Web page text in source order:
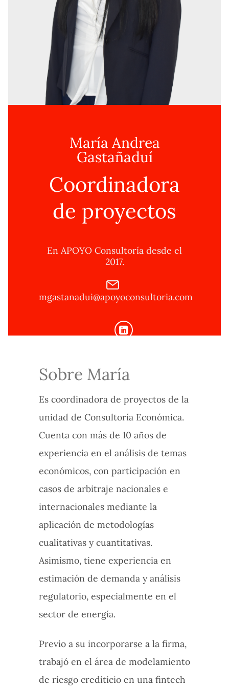
María Andrea
Gastañaduí
Coordinadora
de proyectos
En APOYO Consultoría desde el
2017.
mgastanadui@apoyoconsultoria.com
Sobre María
Es coordinadora de proyectos de la
unidad de Consultoría Económica.
Cuenta con más de 10 años de
experiencia en el análisis de temas
económicos, con participación en
casos de arbitraje nacionales e
internacionales mediante la
aplicación de metodologías
cualitativas y cuantitativas.
Asimismo, tiene experiencia en
estimación de demanda y análisis
regulatorio, especialmente en el
sector de energía.
Previo a su incorporarse a la firma,
trabajó en el área de modelamiento
de riesgo crediticio en una fintech